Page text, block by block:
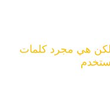
ولكن هي مجرد كلمات